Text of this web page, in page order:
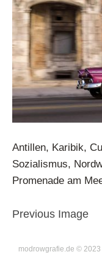
Antillen, Karibik,
Sozialismus,
Promenade am
Previous Image
modrowgrafie.de © 2023 |